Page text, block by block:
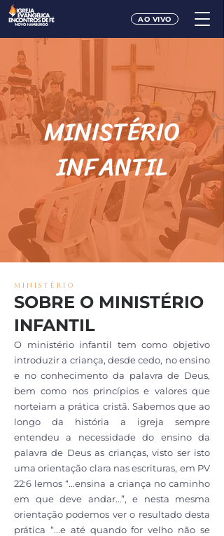
AO VIVO
MINISTÉRIO
INFANTIL
MINISTÉRIO
SOBRE O MINISTÉRIO
INFANTIL
O ministério infantil tem como objetivo
introduzir a criança, desde cedo, no ensino
e no conhecimento da palavra de Deus,
bem como nos princípios e valores que
norteiam a prática cristã. Sabemos que ao
longo da história a igreja sempre
entendeu a necessidade do ensino da
palavra de Deus as crianças, visto ser isto
uma orientação clara nas escrituras, em PV
22:6 lemos “...ensina a criança no caminho
em que deve andar…”, e nesta mesma
orientação podemos ver o resultado desta
prática “...e até quando for velho não se